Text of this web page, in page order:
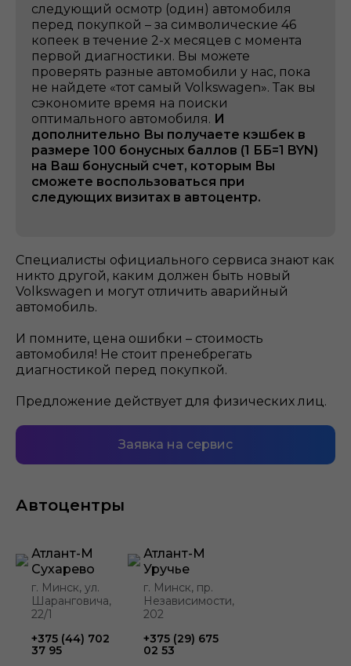
следующий осмотр (один) автомобиля
перед покупкой – за символические 46
копеек в течение 2-х месяцев с момента
первой диагностики. Вы можете
проверять разные автомобили у нас, пока
не найдете «тот самый Volkswagen». Так вы
сэкономите время на поиски
оптимального автомобиля. И
дополнительно Вы получаете кэшбек в
размере 100 бонусных баллов (1 ББ=1 BYN)
на Ваш бонусный счет, которым Вы
сможете воспользоваться при
следующих визитах в автоцентр.
Специалисты официального сервиса знают как
никто другой, каким должен быть новый
Volkswagen и могут отличить аварийный
автомобиль.
И помните, цена ошибки – стоимость
автомобиля! Не стоит пренебрегать
диагностикой перед покупкой.
Предложение действует для физических лиц.
Заявка на сервис
Автоцентры
Атлант-М
Сухарево
г. Минск, ул.
Шаранговича,
22/1
+375 (44) 702
37 95
Атлант-М
Уручье
г. Минск, пр.
Независимости,
202
+375 (29) 675
02 53